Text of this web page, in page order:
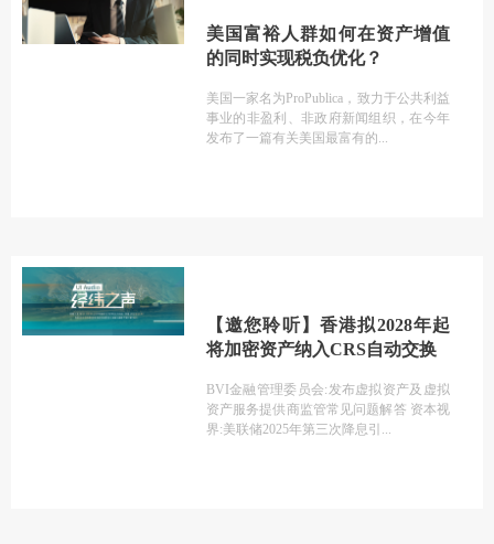
美国富裕人群如何在资产增值
的同时实现税负优化？
美国一家名为ProPublica，致力于公共利益
事业的非盈利、非政府新闻组织，在今年
发布了一篇有关美国最富有的
【邀您聆听】香港拟2028年起
将加密资产纳入CRS自动交换
BVI金融管理委员会:发布虚拟资产及虚拟
资产服务提供商监管常见问题解答 资本视
界:美联储2025年第三次降息引